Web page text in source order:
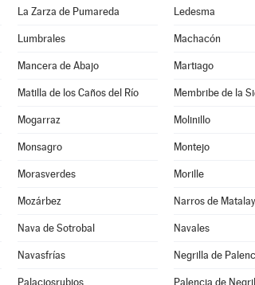
La Zarza de Pumareda Ledesma
Lumbrales Machacón
Mancera de Abajo Martiago
Matilla de los Caños del Río Membribe de la
Mogarraz Molinillo
Monsagro Montejo
Morasverdes Morille
Mozárbez Narros de
Nava de Sotrobal Navales
Navasfrías Negrilla de
Palaciosrubios Palencia de